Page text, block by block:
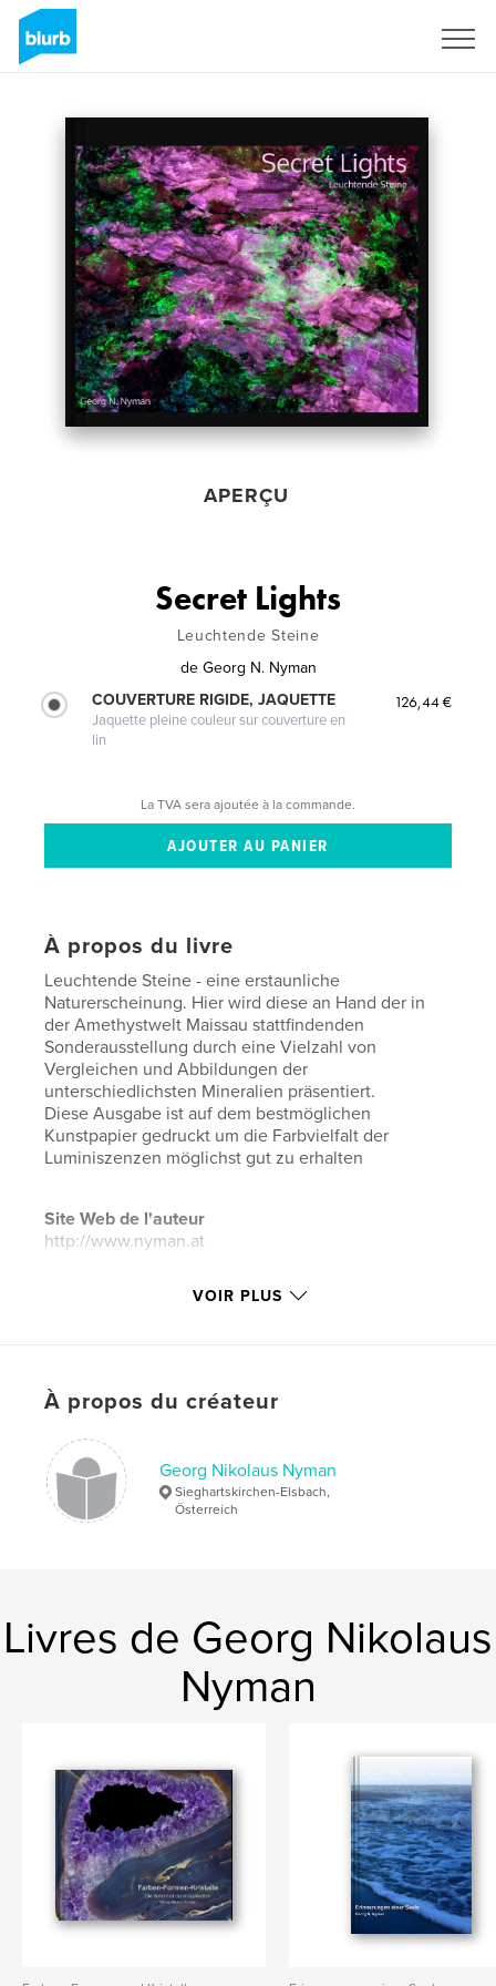
APERÇU
Secret Lights
Leuchtende Steine
de Georg N. Nyman
COUVERTURE RIGIDE, JAQUETTE
Jaquette pleine couleur sur couverture en
lin
126,44 €
La TVA sera ajoutée à la commande.
À propos du livre
Leuchtende Steine - eine erstaunliche
Naturerscheinung. Hier wird diese an Hand der in
der Amethystwelt Maissau stattfindenden
Sonderausstellung durch eine Vielzahl von
Vergleichen und Abbildungen der
unterschiedlichsten Mineralien präsentiert.
Diese Ausgabe ist auf dem bestmöglichen
Kunstpapier gedruckt um die Farbvielfalt der
Luminiszenzen möglichst gut zu erhalten
Site Web de l'auteur
http://www.nyman.at
Caractéristiques et détails
# de pages: 84
Couverture rigide, jaquette: 9781367566194
Date de publication:juin 15, 2016
LangueGerman
Fotografie
VOIR PLUS
À propos du créateur
Georg Nikolaus Nyman
Sieghartskirchen-Elsbach,
Österreich
Livres de Georg Nikolaus
Nyman